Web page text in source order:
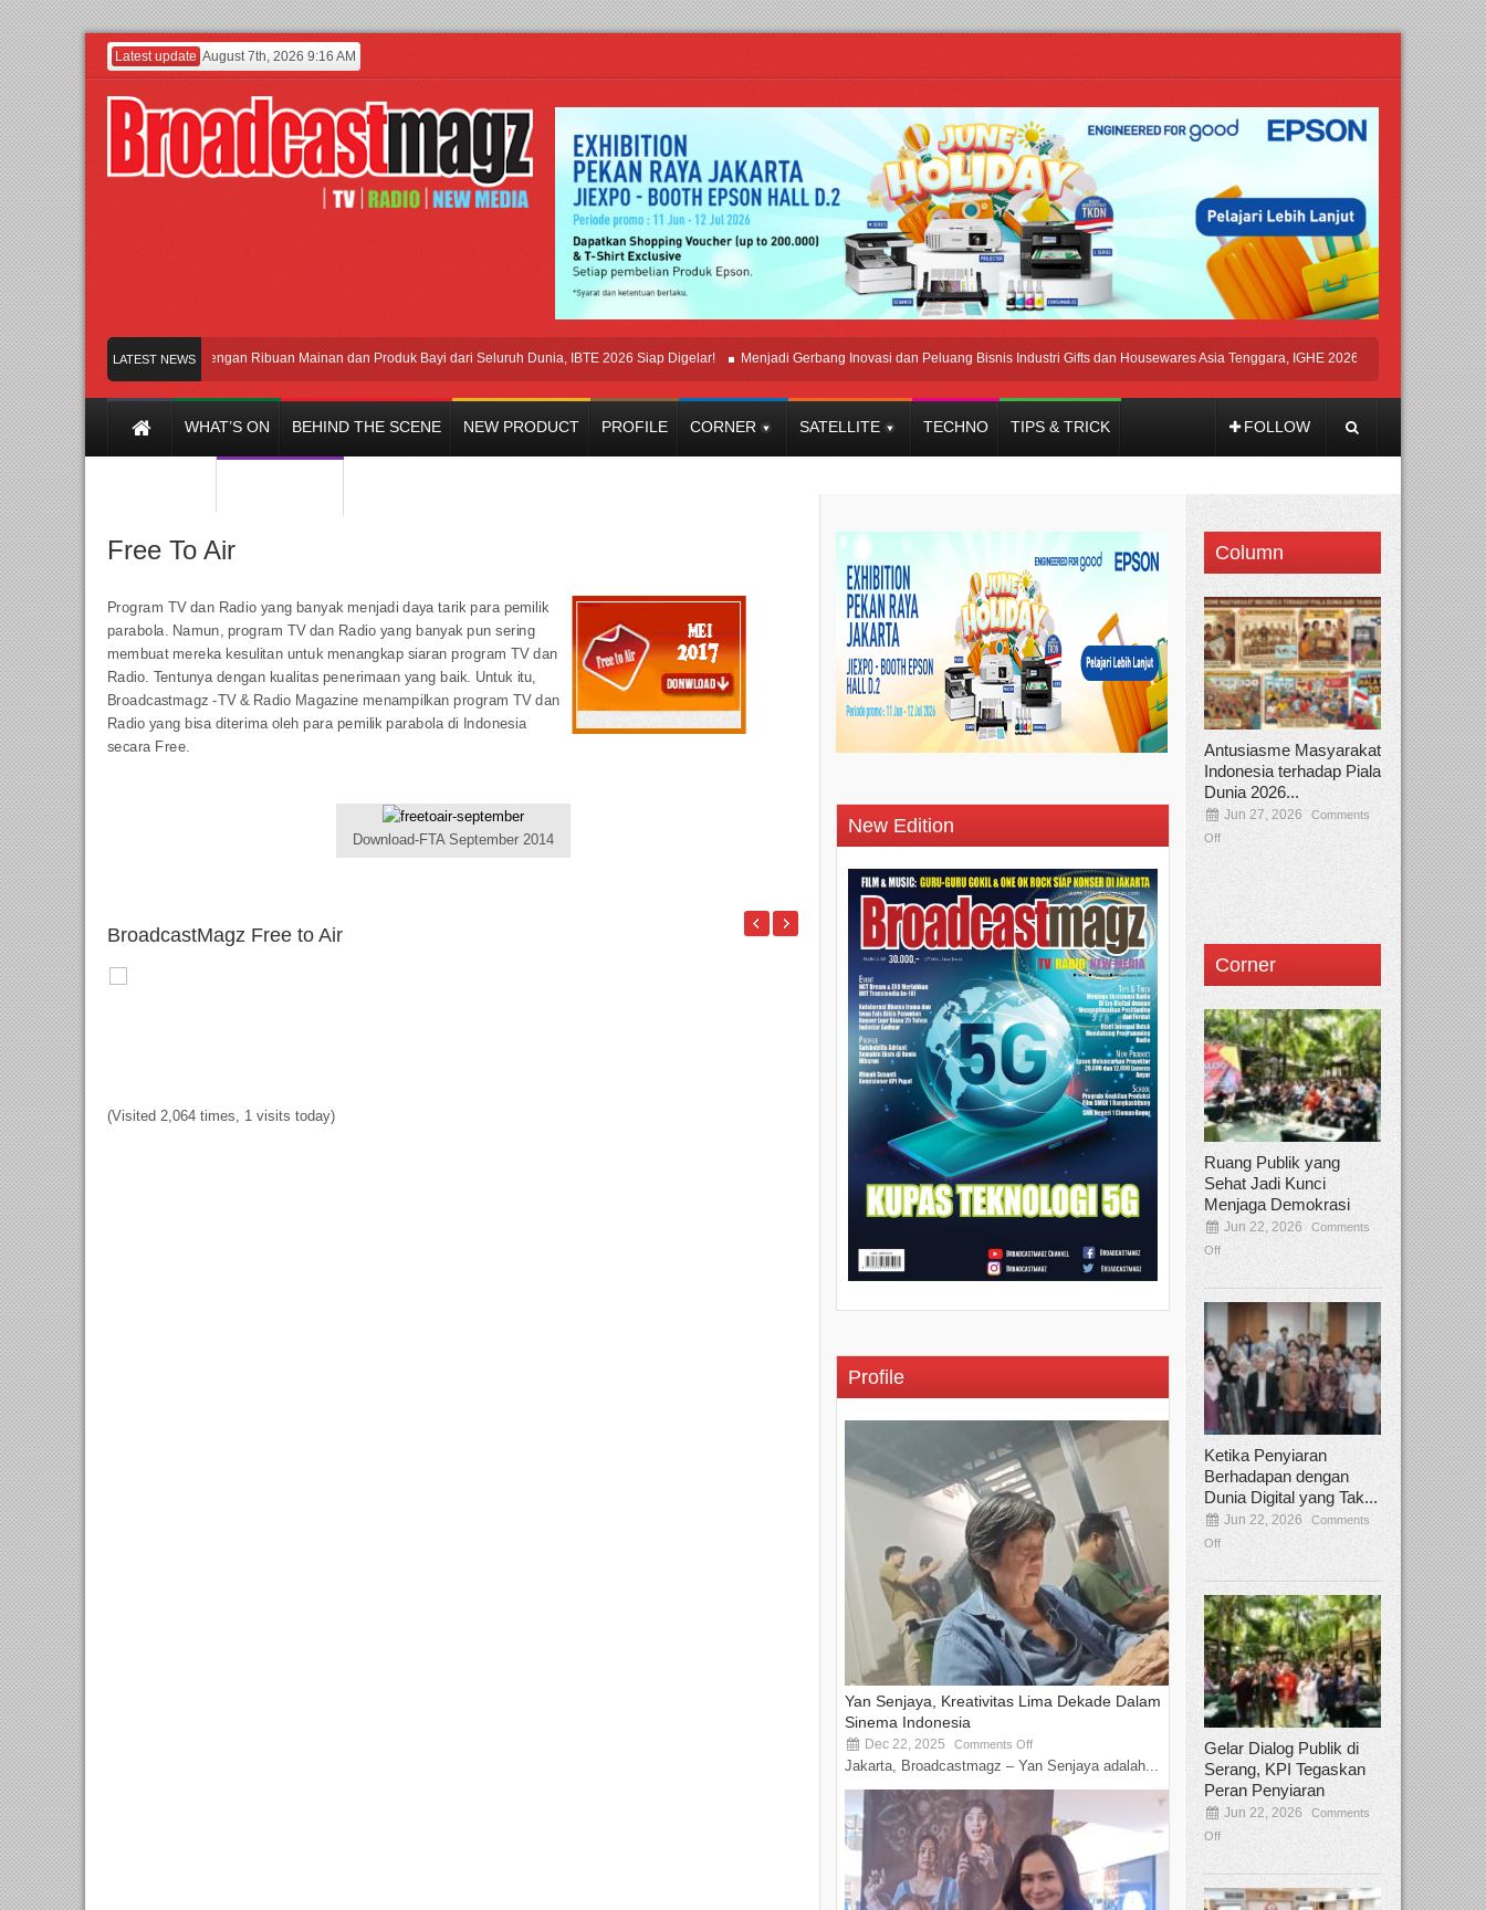
Latest update August 7th, 2026 9:16 AM
LATEST NEWS
Meramaikan Jakarta dengan Ribuan Mainan dan Produk Bayi dari Seluruh Dunia, IBTE 2026 Siap Digelar! Menjadi Gerbang Inovasi dan Peluang Bisnis Industri Gifts dan Housewares Asia Tenggara, IGHE 2026 Kembali Digelar di Jakarta
WHAT’S ON BEHIND THE SCENE NEW PRODUCT PROFILE CORNER SATELLITE TECHNO TIPS & TRICK FOLLOW
Free To Air
Program TV dan Radio yang banyak menjadi daya tarik para pemilik
parabola. Namun, program TV dan Radio yang banyak pun sering
membuat mereka kesulitan untuk menangkap siaran program TV dan
Radio. Tentunya dengan kualitas penerimaan yang baik. Untuk itu,
Broadcastmagz -TV & Radio Magazine menampilkan program TV dan
Radio yang bisa diterima oleh para pemilik parabola di Indonesia
secara Free.
Download-FTA September 2014
BroadcastMagz Free to Air
(Visited 2,064 times, 1 visits today)
New Edition
Profile
Yan Senjaya, Kreativitas Lima Dekade Dalam
Sinema Indonesia
Dec 22, 2025 Comments Off
Jakarta, Broadcastmagz – Yan Senjaya adalah...
Column
Antusiasme Masyarakat
Indonesia terhadap Piala
Dunia 2026...
Jun 27, 2026
Comments
Off
Corner
Ruang Publik yang
Sehat Jadi Kunci
Menjaga Demokrasi
Jun 22, 2026
Comments
Off
Ketika Penyiaran
Berhadapan dengan
Dunia Digital yang Tak...
Jun 22, 2026
Comments
Off
Gelar Dialog Publik di
Serang, KPI Tegaskan
Peran Penyiaran
Jun 22, 2026
Comments
Off